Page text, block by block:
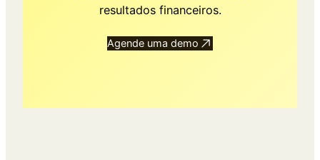
resultados financeiros.
Agende uma demo